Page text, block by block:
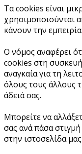
Τα cookies είναι
χρησιμοποιούνται
κάνουν την
Ο νόμος αναφέρει
cookies στη
αναγκαία για τη
όλους τους άλλους
άδειά σας.
Μπορείτε να
σας ανά πάσα
στην ιστοσελίδα μας.